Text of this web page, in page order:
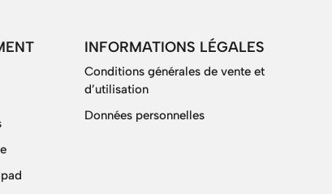
INFORMATIONS LÉGALES
Conditions générales de vente et
d’utilisation
Données personnelles